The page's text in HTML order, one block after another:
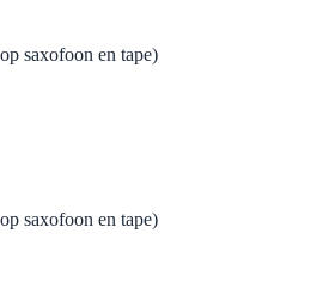
saxofoon en tape)
saxofoon en tape)